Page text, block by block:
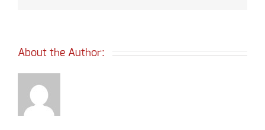
About the Author: